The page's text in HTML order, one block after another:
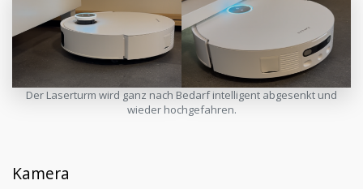
Der Laserturm wird ganz nach Bedarf intelligent abgesenkt und
wieder hochgefahren.
Kamera